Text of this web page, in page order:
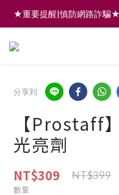
註冊會員享200元購物
★重要提醒|慎防網路詐騙★
註冊會員享200元購物
分享到
【Prostaff
光亮劑
NT$309 NT$399
數量